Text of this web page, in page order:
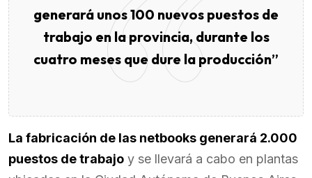
generará unos 100 nuevos puestos de
trabajo en la provincia, durante los
cuatro meses que dure la producción”
La fabricación de las netbooks generará 2.000
puestos de trabajo y se llevará a cabo en plantas